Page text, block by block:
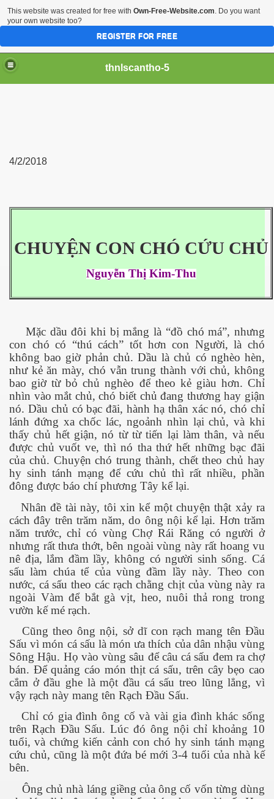
thnlscantho-5
4/2/2018
CHUYỆN CON CHÓ CỨU CHỦ
Nguyễn Thị Kim-Thu
Mặc dầu đôi khi bị mắng là “đồ chó má”, nhưng
con chó có “thú cách” tốt hơn con Người, là chó
không bao giờ phản chủ. Dầu là chủ có nghèo hèn,
như kẻ ăn mày, chó vẫn trung thành với chủ, không
bao giờ từ bỏ chủ nghèo để theo kẻ giàu hơn. Chỉ
nhìn vào mắt chủ, chó biết chủ đang thương hay giận
nó. Dầu chủ có bạc đãi, hành hạ thân xác nó, chó chỉ
lánh đứng xa chốc lác, ngoảnh nhìn lại chủ, và khi
thấy chủ hết giận, nó từ từ tiến lại làm thân, và nếu
được chủ vuốt ve, thì nó tha thứ hết những bạc đãi
của chủ. Chuyện chó trung thành, chết theo chủ hay
hy sinh tánh mạng để cứu chủ thì rất nhiều, phần
đông được báo chí phương Tây kể lại.
Nhân đề tài này, tôi xin kể một chuyện thật xảy ra
cách đây trên trăm năm, do ông nội kể lại. Hơn trăm
năm trước, chỉ có vùng Chợ Rái Răng có người ở
nhưng rất thưa thớt, bên ngoài vùng này rất hoang vu
nê địa, lắm đầm lầy, không có người sinh sống. Cá
sấu làm chúa tể của vùng đầm lầy này. Theo con
nước, cá sấu theo các rạch chằng chịt của vùng này ra
ngoài Vàm để bắt gà vịt, heo, nuôi thả rong trong
vườn kế mé rạch.
Cũng theo ông nội, sở dĩ con rạch mang tên Đầu
Sấu vì món cá sấu là món ưa thích của dân nhậu vùng
Sông Hậu. Họ vào vùng sâu để câu cá sấu đem ra chợ
bán. Để quảng cáo món thịt cá sấu, trên cây bẹo cao
cắm ở đầu ghe là một đầu cá sấu treo lũng lẳng, vì
vậy rạch này mang tên Rạch Đầu Sấu.
Chỉ có gia đình ông cố và vài gia đình khác sống
trên Rạch Đầu Sấu. Lúc đó ông nội chỉ khoảng 10
tuổi, và chứng kiến cảnh con chó hy sinh tánh mạng
cứu chủ, cũng là một đứa bé mới 3-4 tuổi của nhà kế
bên.
Ông chủ nhà láng giềng của ông cố vốn từng dùng
Bộ xưa
2015
This website was created for free with Own-Free-Website.com. Do you want
your own website too?
REGISTER FOR FREE